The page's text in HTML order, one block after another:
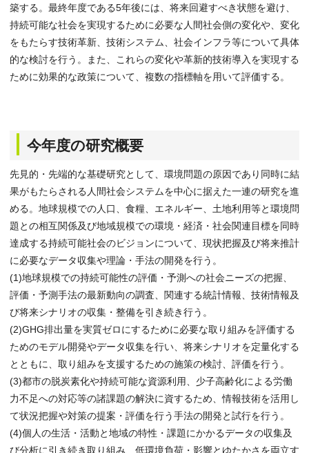
築する。最終年度である5年後には、将来回避すべき状態を避け、
持続可能な社会を実現するために必要な人間社会側の変化や、変化
をもたらす技術革新、技術システム、社会インフラ等について具体
的な検討を行う。また、これらの変化や革新的技術導入を実現する
ために効果的な政策について、複数の指標軸を用いて評価する。
今年度の研究概要
先見的・先端的な基礎研究として、環境問題の原因であり同時に結
果がもたらされる人間社会システムを中心に据えた一連の研究を進
める。地球規模での人口、食糧、エネルギー、土地利用等と環境問
題との相互関係及び地域規模での環境・経済・社会関連目標を同時
達成する持続可能社会のビジョンについて、現状把握及び将来推計
に必要なデータ収集や理論・手法の開発を行う。
(1)地球規模での持続可能性の評価・予測への社会ニーズの把握、
評価・予測手法の最新動向の調査、関連する統計情報、技術情報及
び将来シナリオの収集・整備を引き続き行う。
(2)GHG排出量を実質ゼロにするために必要な取り組みを評価する
ためのモデル開発やデータ収集を行い、将来シナリオを定量化する
とともに、取り組みを支援するための施策の検討、評価を行う。
(3)都市の脱炭素化や持続可能な資源利用、少子高齢化による労働
力不足への対応等の諸課題の解決に資するため、情報技術を活用し
て状況把握や対策の提案・評価を行う手法の開発と試行を行う。
(4)個人の生活・活動と地域の特性・課題にかかるデータの収集及
び分析に引き続き取り組み、低環境負荷・影響とゆたかさを両立す